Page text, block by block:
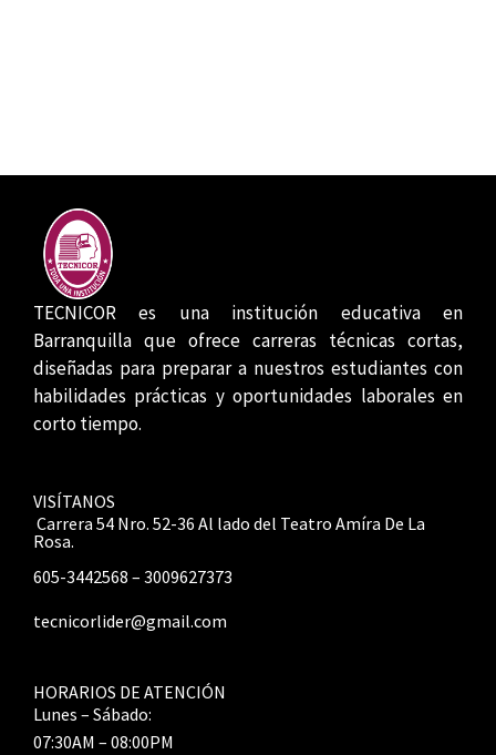
TECNICOR es una institución educativa en
Barranquilla que ofrece carreras técnicas cortas,
diseñadas para preparar a nuestros estudiantes con
habilidades prácticas y oportunidades laborales en
corto tiempo.
VISÍTANOS
Carrera 54 Nro. 52-36 Al lado del Teatro Amíra De La
Rosa.
605-3442568 – 3009627373
tecnicorlider@gmail.com
HORARIOS DE ATENCIÓN
Lunes – Sábado:
07:30AM – 08:00PM